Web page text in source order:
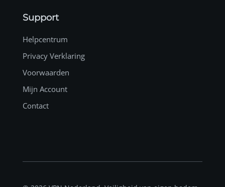
Support
Helpcentrum
Privacy Verklaring
Voorwaarden
Mijn Account
Contact